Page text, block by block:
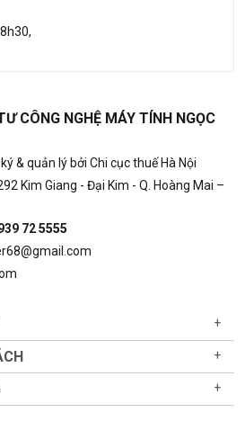
CÔNG NGHỆ MÁY TÍNH NGỌC
& quản lý bởi Chi cục thuế Hà Nội
Kim Giang - Đại Kim - Q. Hoàng Mai –
72 5555
+
+
+